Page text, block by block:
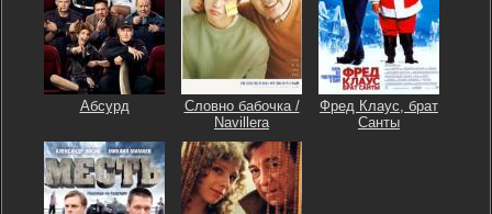
Абсурд
Словно бабочка /
Navillera
Фред Клаус, брат
Санты